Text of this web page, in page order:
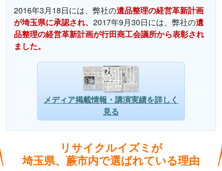
2016年3月18日には、弊社の遺品整理の経営革新計画
が埼玉県に承認され、 2017年9月30日には、弊社の遺
品整理の経営革新計画が行田商工会議所から表彰され
ました。
メディア掲載情報・講演実績を詳しく
見る
リサイクルイズミが
埼玉県、蕨市内で選ばれている理由